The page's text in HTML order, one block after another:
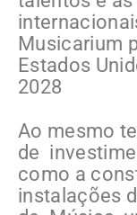
Musicarium
Estados
2028
Ao mesmo
de
como a
instalações